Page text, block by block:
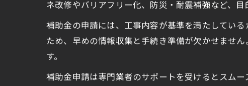
ネ改修やバリアフリー化、防災・耐震補強など、目
補助金の申請には、工事内容が基準を満たしてい
ため、早めの情報収集と手続き準備が欠かせませ
す。
補助金申請は専門業者のサポートを受けるとスム